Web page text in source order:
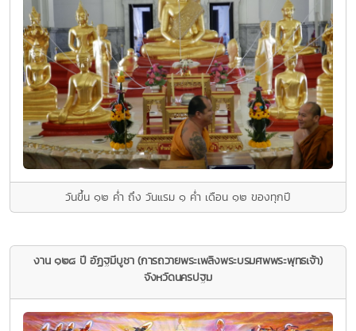
วันขึ้น ๑๒ คํ่า ถึง วันแรม ๑ คํ่า เดือน ๑๒ ของทุกปี
งาน ๑๒๘ ปี อัฏฐมีบูชา (การถวายพระเพลิงพระบรมศพพระพุทธเจ้า)
จังหวัดนครปฐม